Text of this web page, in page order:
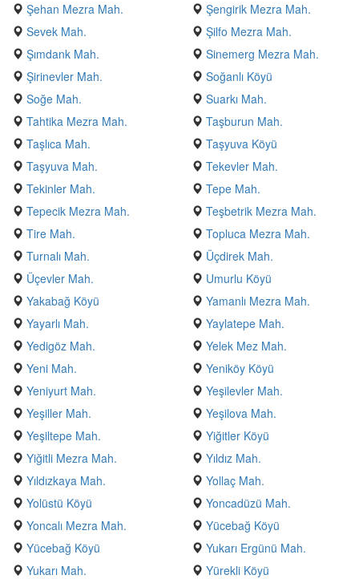
Şehan Mezra Mah.
Şengirik Mezra Mah.
Sevek Mah.
Şilfo Mezra Mah.
Şımdank Mah.
Sinemerg Mezra Mah.
Şirinevler Mah.
Soğanlı Köyü
Soğe Mah.
Suarkı Mah.
Tahtika Mezra Mah.
Taşburun Mah.
Taşlıca Mah.
Taşyuva Köyü
Taşyuva Mah.
Tekevler Mah.
Tekinler Mah.
Tepe Mah.
Tepecik Mezra Mah.
Teşbetrik Mezra Mah.
Tire Mah.
Topluca Mezra Mah.
Turnalı Mah.
Üçdirek Mah.
Üçevler Mah.
Umurlu Köyü
Yakabağ Köyü
Yamanlı Mezra Mah.
Yayarlı Mah.
Yaylatepe Mah.
Yedigöz Mah.
Yelek Mez Mah.
Yeni Mah.
Yeniköy Köyü
Yeniyurt Mah.
Yeşilevler Mah.
Yeşiller Mah.
Yeşilova Mah.
Yeşiltepe Mah.
Yiğitler Köyü
Yiğitli Mezra Mah.
Yıldız Mah.
Yıldızkaya Mah.
Yollaç Mah.
Yolüstü Köyü
Yoncadüzü Mah.
Yoncalı Mezra Mah.
Yücebağ Köyü
Yücebağ Köyü
Yukarı Ergünü Mah.
Yukarı Mah.
Yürekli Köyü